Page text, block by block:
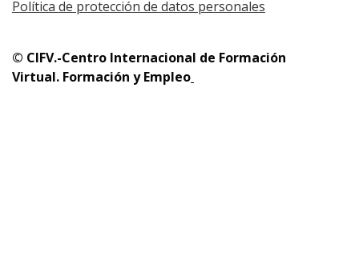
Política de protección de datos personales
© CIFV.-Centro Internacional de Formación
Virtual. Formación y Empleo